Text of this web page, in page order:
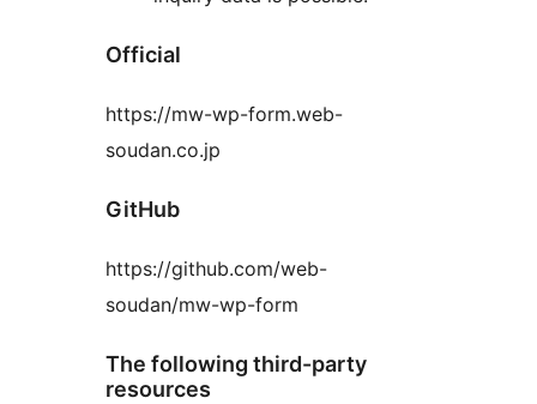
Official
https://mw-wp-form.web-
soudan.co.jp
GitHub
https://github.com/web-
soudan/mw-wp-form
The following third-party
resources